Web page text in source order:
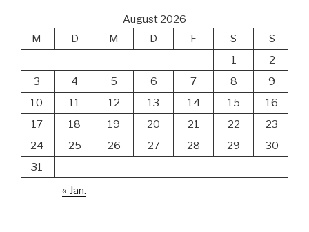
August 2026
M
D M D F S
S
1
2
3
4 5 6 7 8
9
10
11 12 13 14 15
16
17
18 19 20 21 22
23
24
25 26 27 28 29
30
31
« Jan.